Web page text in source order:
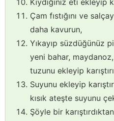
Kıydığınız eti ekleyip
Çam fıstığını ve
daha kavurun,
Yıkayıp süzdüğünüz
yeni bahar,
tuzunu ekleyip
Suyunu ekleyip
kısık ateşte suyunu
Şöyle bir